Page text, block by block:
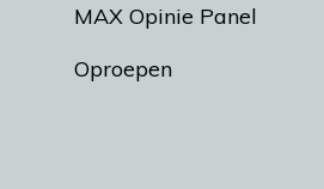
MAX Opinie Panel
Oproepen